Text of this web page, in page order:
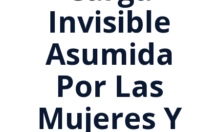
Invisible
Asumida
Por Las
Mujeres Y